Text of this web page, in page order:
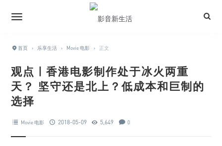
首页 › 乐享生活 › Movie 电影 › 正文
观点 | 香港电影制作处于冰火两重
天？ 坚守还是北上？低成本和巨制的
选择
Movie 电影 2018-05-09 5,649 0